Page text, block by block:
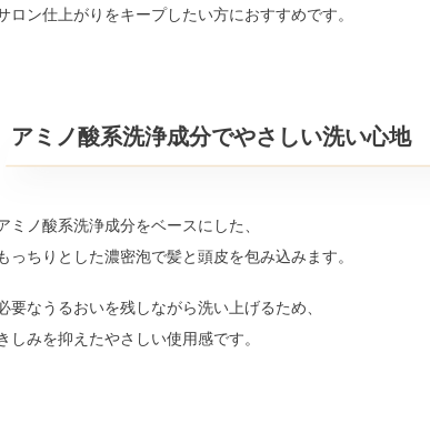
ロン仕上がりをキープしたい方におすすめです。
アミノ酸系洗浄成分でやさしい洗い心地
ミノ酸系洗浄成分をベースにした、
っちりとした濃密泡で髪と頭皮を包み込みます。
要なうるおいを残しながら洗い上げるため、
しみを抑えたやさしい使用感です。